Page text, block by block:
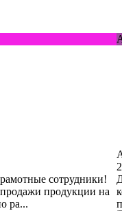
сотрудники!
продукции на
ра...